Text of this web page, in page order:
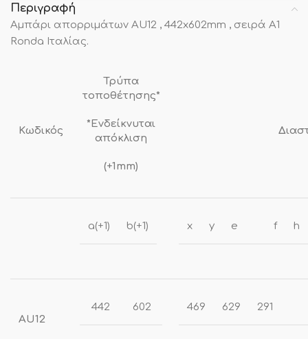
Περιγραφή
Αμπάρι απορριμάτων AU12 , 442x602mm , σειρά Α1
Ronda Ιταλίας.
Κωδικός
Τρύπα
τοποθέτησης*
*Ενδείκνυται
απόκλιση
(+1mm)
a(+1) b(+1) x y e f h
AU12
442 602 469 629 291